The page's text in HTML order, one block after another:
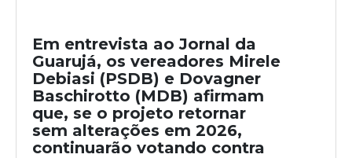
Em entrevista ao Jornal da
Guarujá, os vereadores Mirele
Debiasi (PSDB) e Dovagner
Baschirotto (MDB) afirmam
que, se o projeto retornar
sem alterações em 2026,
continuarão votando contra